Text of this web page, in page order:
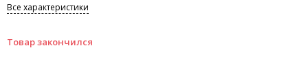
Все характеристики
Товар закончился